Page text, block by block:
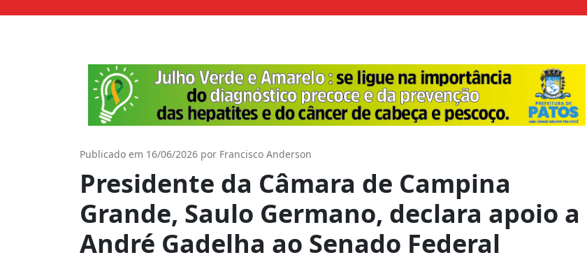
Publicado em 16/06/2026 por Francisco Anderson
Presidente da Câmara de Campina
Grande, Saulo Germano, declara apoio a
André Gadelha ao Senado Federal